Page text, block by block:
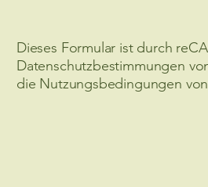
Dieses Formular ist durch
Datenschutzbestimmungen
die Nutzungsbedingungen